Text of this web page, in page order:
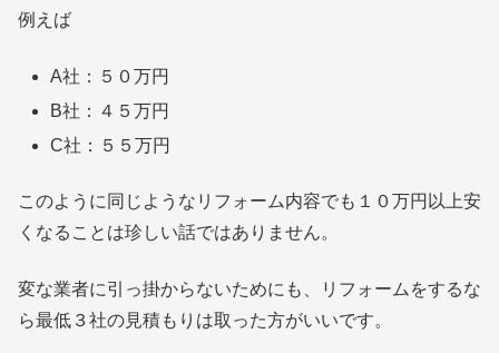
例えば
A社：５０万円
B社：４５万円
C社：５５万円
このように同じようなリフォーム内容でも１０万円以上安
くなることは珍しい話ではありません。
変な業者に引っ掛からないためにも、リフォームをするな
ら最低３社の見積もりは取った方がいいです。